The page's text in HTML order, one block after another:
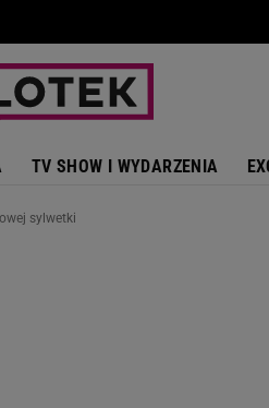
TV SHOW I WYDARZENIA
sylwetki